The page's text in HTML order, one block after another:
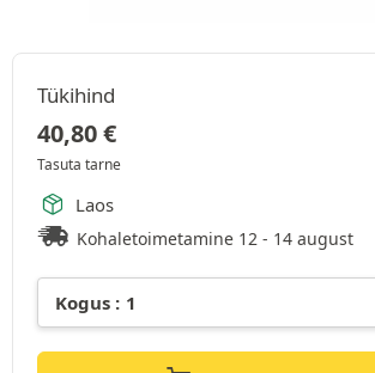
Tükihind
40,80€
Tasuta tarne
Laos
Kohaletoimetamine 12 - 14 august